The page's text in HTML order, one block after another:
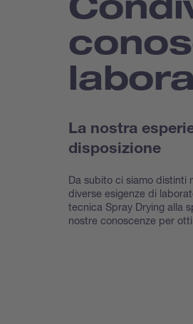
La nostra
disposizione
Da subito ci siamo distinti
diverse esigenze di
tecnica Spray Drying alla
nostre conoscenze per